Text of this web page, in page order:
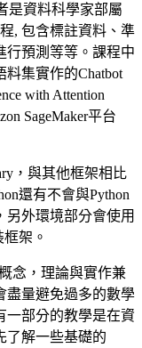
是資料科學家部屬
, 包含標註資料、準
行預測等等。課程中
集實作的Chatbot
with Attention
SageMaker平台
，與其他框架相比
還有不會與Python
另外環境部分會使用
架。
念，理論與實作兼
盡量避免過多的數學
一部分的教學是在資
了解一些基礎的